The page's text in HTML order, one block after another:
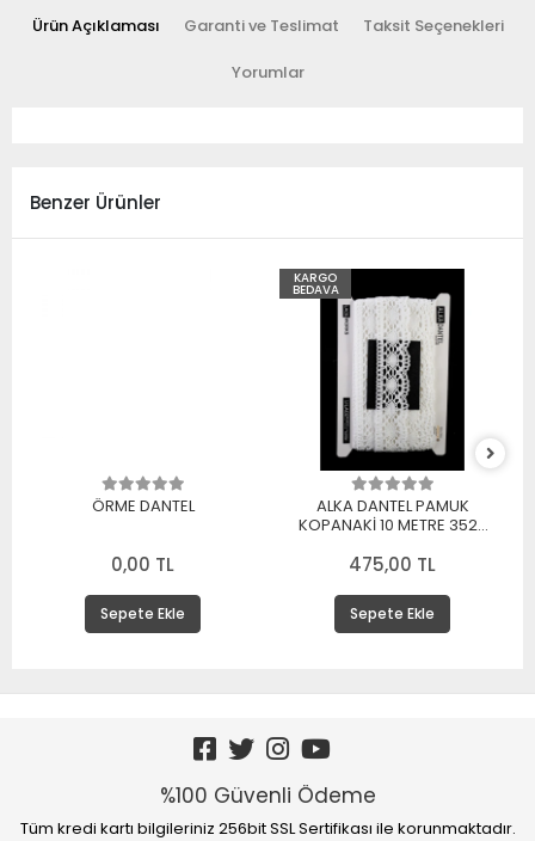
Ürün Açıklaması Garanti ve Teslimat Taksit Seçenekleri
Yorumlar
Benzer Ürünler
ÖRME DANTEL
0,00 TL
Sepete Ekle
KARGO
BEDAVA
ALKA DANTEL PAMUK
KOPANAKİ 10 METRE 3520
475,00 TL
Sepete Ekle
%100 Güvenli Ödeme
Tüm kredi kartı bilgileriniz 256bit SSL Sertifikası ile korunmaktadır.